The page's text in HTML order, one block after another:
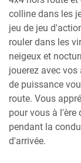
colline dans les
jeu de jeu
rouler dans les
neigeux et
jouerez avec
de puissance
route. Vous
pour vous à l'ère
pendant la
d'arrivée.